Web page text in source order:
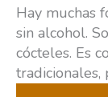
Hay muchas
sin alcohol.
cócteles. Es
tradicionales,